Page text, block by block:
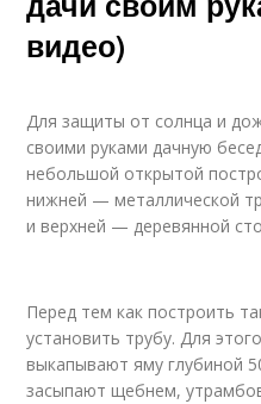
видео)
Для защиты от солнца и
своими руками дачную
небольшой открытой
нижней — металлической
и верхней — деревянной
Перед тем как построить
установить трубу. Для
выкапывают яму глубиной
засыпают щебнем,